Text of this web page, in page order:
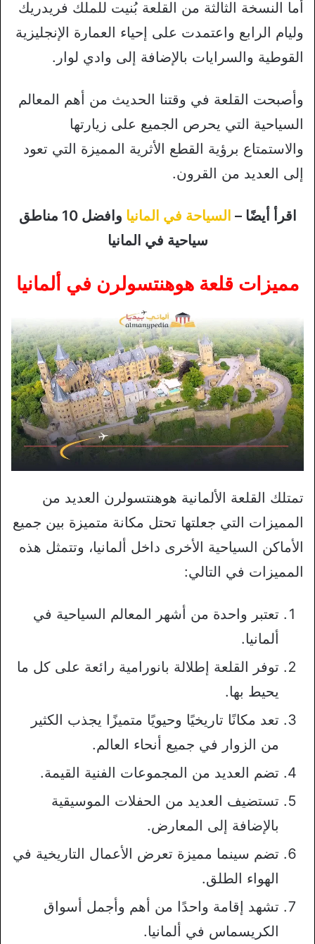
أما النسخة الثالثة من القلعة بُنيت للملك فريدريك
وليام الرابع واعتمدت على إحياء العمارة الإنجليزية
القوطية والسرايات بالإضافة إلى وادي لوار.
وأصبحت القلعة في وقتنا الحديث من أهم المعالم
السياحية التي يحرص الجميع على زيارتها
والاستمتاع برؤية القطع الأثرية المميزة التي تعود
إلى العديد من القرون.
اقرأ أيضًا – السياحة في المانيا
وافضل 10 مناطق
سياحية في المانيا
مميزات قلعة هوهنتسولرن في ألمانيا
تمتلك القلعة الألمانية هوهنتسولرن العديد من
المميزات التي جعلتها تحتل مكانة متميزة بين جميع
الأماكن السياحية الأخرى داخل ألمانيا، وتتمثل هذه
المميزات في التالي:
تعتبر واحدة من أشهر المعالم السياحية في
ألمانيا.
توفر القلعة إطلالة بانورامية رائعة على كل ما
يحيط بها.
تعد مكانًا تاريخيًا وحيويًا متميزًا يجذب الكثير
من الزوار في جميع أنحاء العالم.
تضم العديد من المجموعات الفنية القيمة.
تستضيف العديد من الحفلات الموسيقية
بالإضافة إلى المعارض.
تضم سينما مميزة تعرض الأعمال التاريخية في
الهواء الطلق.
تشهد إقامة واحدًا من أهم وأجمل أسواق
الكريسماس في ألمانيا.